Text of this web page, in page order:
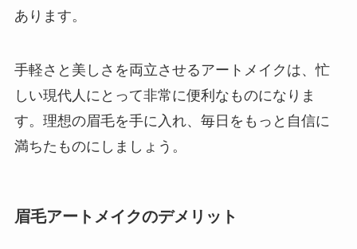
あります。
手軽さと美しさを両立させるアートメイクは、忙
しい現代人にとって非常に便利なものになりま
す。理想の眉毛を手に入れ、毎日をもっと自信に
満ちたものにしましょう。
眉毛アートメイクのデメリット